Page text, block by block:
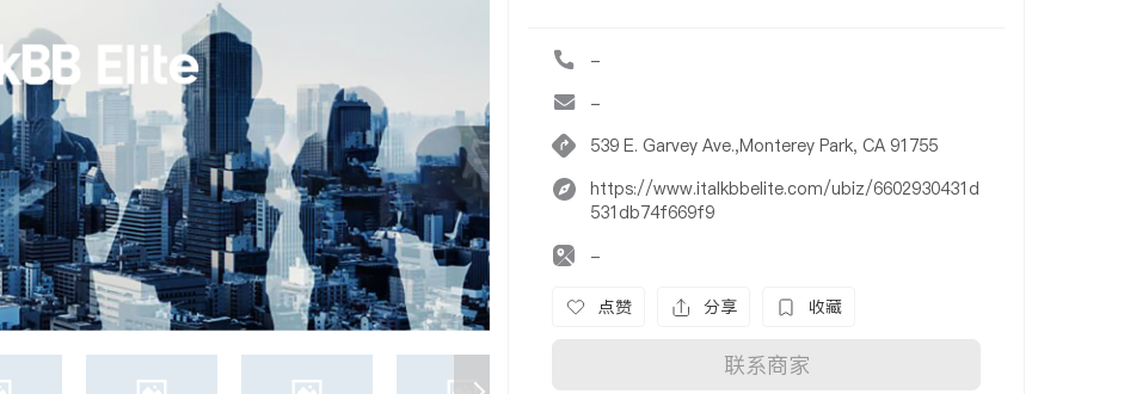
-
-
539 E. Garvey Ave.,Monterey Park, CA 91755
https://www.italkbbelite.com/ubiz/6602930431d
531db74f669f9
-
点赞 分享 收藏
联系商家